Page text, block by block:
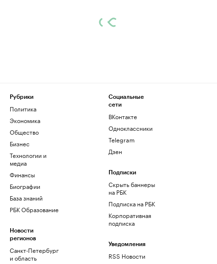
Рубрики
Политика
Экономика
Общество
Бизнес
Технологии и
медиа
Финансы
Биографии
База знаний
РБК Образование
Новости
регионов
Санкт-Петербург
и область
Социальные
сети
ВКонтакте
Одноклассники
Telegram
Дзен
Подписки
Скрыть баннеры
на РБК
Подписка на РБК
Корпоративная
подписка
Уведомления
RSS Новости